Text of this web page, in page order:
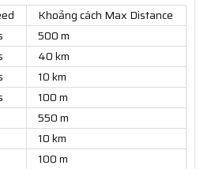
Khoảng cách Max Distance
500 m
40 km
10 km
100 m
550 m
10 km
100 m